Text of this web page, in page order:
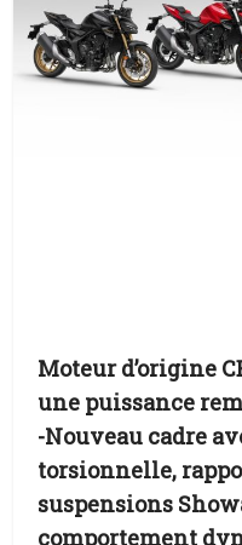
Moteur d’origine
une puissance
-Nouveau cadre
torsionnelle,
suspensions
comportement